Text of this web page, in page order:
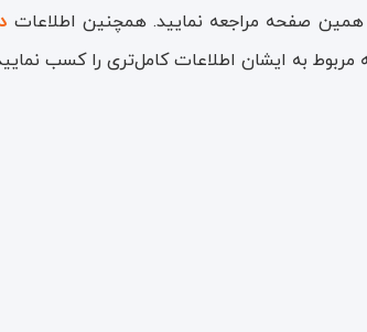
همین صفحه مراجعه نمایید. همچنین اطلاعات
به ایشان اطلاعات کامل‌تری را کسب